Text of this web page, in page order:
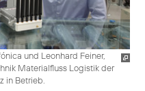
und Leonhard Feiner,
Materialfluss Logistik der
in Betrieb.